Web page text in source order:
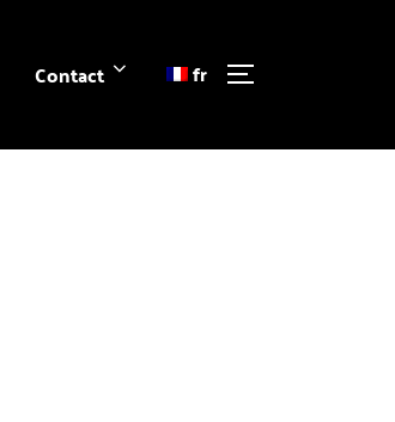
Contact fr PERMUTER LA